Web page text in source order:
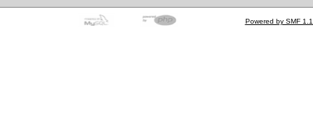
Powered by SMF